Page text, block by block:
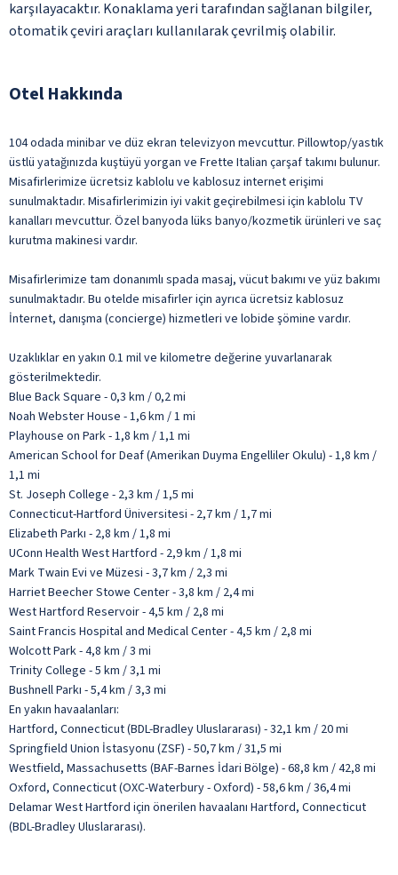
karşılayacaktır. Konaklama yeri tarafından sağlanan bilgiler,
otomatik çeviri araçları kullanılarak çevrilmiş olabilir.
Otel Hakkında
104 odada minibar ve düz ekran televizyon mevcuttur. Pillowtop/yastık
üstlü yatağınızda kuştüyü yorgan ve Frette Italian çarşaf takımı bulunur.
Misafirlerimize ücretsiz kablolu ve kablosuz internet erişimi
sunulmaktadır. Misafirlerimizin iyi vakit geçirebilmesi için kablolu TV
kanalları mevcuttur. Özel banyoda lüks banyo/kozmetik ürünleri ve saç
kurutma makinesi vardır.
Misafirlerimize tam donanımlı spada masaj, vücut bakımı ve yüz bakımı
sunulmaktadır. Bu otelde misafirler için ayrıca ücretsiz kablosuz
İnternet, danışma (concierge) hizmetleri ve lobide şömine vardır.
Uzaklıklar en yakın 0.1 mil ve kilometre değerine yuvarlanarak
gösterilmektedir.
Blue Back Square - 0,3 km / 0,2 mi
Noah Webster House - 1,6 km / 1 mi
Playhouse on Park - 1,8 km / 1,1 mi
American School for Deaf (Amerikan Duyma Engelliler Okulu) - 1,8 km /
1,1 mi
St. Joseph College - 2,3 km / 1,5 mi
Connecticut-Hartford Üniversitesi - 2,7 km / 1,7 mi
Elizabeth Parkı - 2,8 km / 1,8 mi
UConn Health West Hartford - 2,9 km / 1,8 mi
Mark Twain Evi ve Müzesi - 3,7 km / 2,3 mi
Harriet Beecher Stowe Center - 3,8 km / 2,4 mi
West Hartford Reservoir - 4,5 km / 2,8 mi
Saint Francis Hospital and Medical Center - 4,5 km / 2,8 mi
Wolcott Park - 4,8 km / 3 mi
Trinity College - 5 km / 3,1 mi
Bushnell Parkı - 5,4 km / 3,3 mi
En yakın havaalanları:
Hartford, Connecticut (BDL-Bradley Uluslararası) - 32,1 km / 20 mi
Springfield Union İstasyonu (ZSF) - 50,7 km / 31,5 mi
Westfield, Massachusetts (BAF-Barnes İdari Bölge) - 68,8 km / 42,8 mi
Oxford, Connecticut (OXC-Waterbury - Oxford) - 58,6 km / 36,4 mi
Delamar West Hartford için önerilen havaalanı Hartford, Connecticut
(BDL-Bradley Uluslararası).